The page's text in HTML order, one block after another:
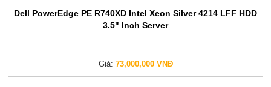
Dell PowerEdge PE R740XD Intel Xeon Silver 4214 LFF HDD
3.5" Inch Server
Giá: 73,000,000 VNĐ